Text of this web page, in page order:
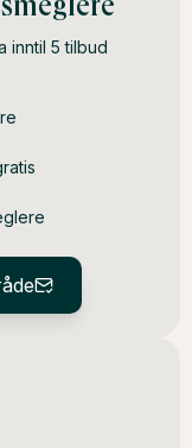
inntil 5 tilbud